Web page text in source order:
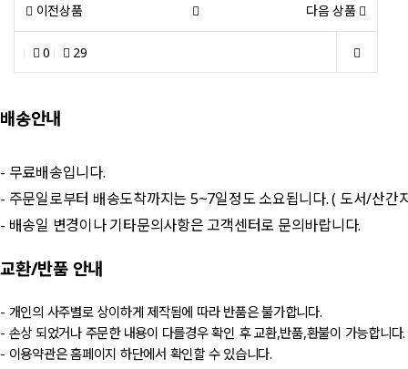
이전상품 다음 상품
0 29
배송안내
- 무료배송입니다.
- 주문일로부터 배송도착까지는 5~7일정도 소요됩니다. ( 도서/산간
- 배송일 변경이나 기타문의사항은 고객센터로 문의바랍니다.
교환/반품안내
- 개인의 사주별로 상이하게 제작됨에 따라 반품은 불가합니다.
- 손상 되었거나 주문한 내용이 다를경우 확인 후 교환,반품,환불이 가능합니다.
- 이용약관은 홈페이지 하단에서 확인할 수 있습니다.